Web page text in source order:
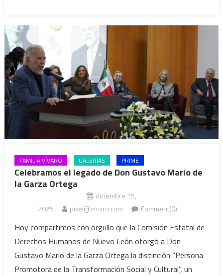
FAMILIA VÍVARO GALERÍAS PRIME
Celebramos el legado de Don Gustavo Mario de
la Garza Ortega
diciembre 15,
2025
pixel@vivaro.com Comment(0)
Hoy compartimos con orgullo que la Comisión Estatal de
Derechos Humanos de Nuevo León otorgó a Don
Gustavo Mario de la Garza Ortega la distinción “Persona
Promotora de la Transformación Social y Cultural”, un